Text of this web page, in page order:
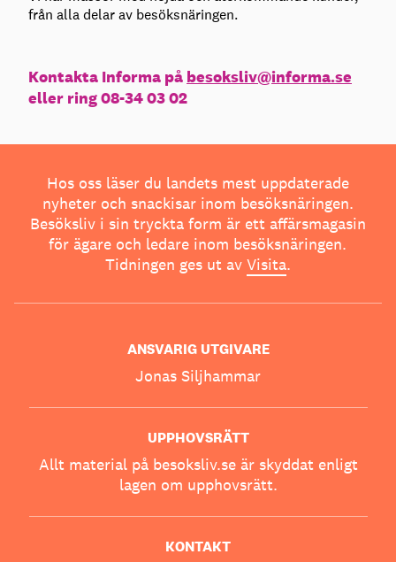
från alla delar av besöksnäringen.
Kontakta Informa på besoksliv@informa.se
eller ring 08-34 03 02
Hos oss läser du landets mest uppdaterade
nyheter och snackisar inom besöksnäringen.
Besöksliv i sin tryckta form är ett affärsmagasin
för ägare och ledare inom besöksnäringen.
Tidningen ges ut av Visita.
ANSVARIG UTGIVARE
Jonas Siljhammar
UPPHOVSRÄTT
Allt material på besoksliv.se är skyddat enligt
lagen om upphovsrätt.
KONTAKT